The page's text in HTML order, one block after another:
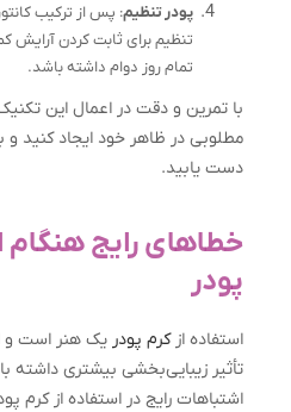
پودر تنظیم: پس از ترکیب
تنظیم برای ثابت کردن آرایش
تمام روز دوام داشته باشد.
با تمرین و دقت در اعمال این
مطلوبی در ظاهر خود ایجاد کنید و
دست یابید.
خطاهای رایج هنگام
پودر
استفاده از کرم پودر یک هنر است و
تأثیر زیبایی‌بخشی بیشتری داشته
اشتباهات رایج در استفاده از کرم